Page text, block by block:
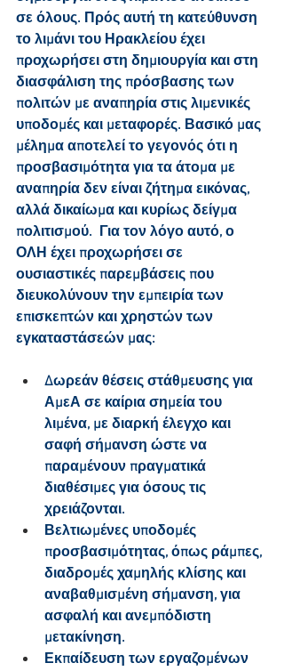
σε όλους. Πρός αυτή τη κατεύθυνση
το λιμάνι του Ηρακλείου έχει
προχωρήσει στη δημιουργία και στη
διασφάλιση της πρόσβασης των
πολιτών με αναπηρία στις λιμενικές
υποδομές και μεταφορές. Βασικό μας
μέλημα αποτελεί το γεγονός ότι η
προσβασιμότητα για τα άτομα με
αναπηρία δεν είναι ζήτημα εικόνας,
αλλά δικαίωμα και κυρίως δείγμα
πολιτισμού.  Για τον λόγο αυτό, ο
ΟΛΗ έχει προχωρήσει σε
ουσιαστικές παρεμβάσεις που
διευκολύνουν την εμπειρία των
επισκεπτών και χρηστών των
εγκαταστάσεών μας:
Δωρεάν θέσεις στάθμευσης για
ΑμεΑ σε καίρια σημεία του
λιμένα, με διαρκή έλεγχο και
σαφή σήμανση ώστε να
παραμένουν πραγματικά
διαθέσιμες για όσους τις
χρειάζονται.
Βελτιωμένες υποδομές
προσβασιμότητας, όπως ράμπες,
διαδρομές χαμηλής κλίσης και
αναβαθμισμένη σήμανση, για
ασφαλή και ανεμπόδιστη
μετακίνηση.
Εκπαίδευση των εργαζομένων